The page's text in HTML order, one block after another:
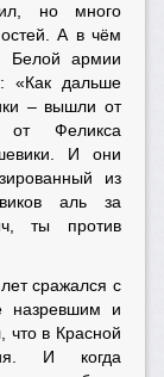
но много
А в чём
Белой армии
«Как дальше
– вышли от
Феликса
И они
из
аль за
ты против
сражался с
назревшим и
в Красной
И когда